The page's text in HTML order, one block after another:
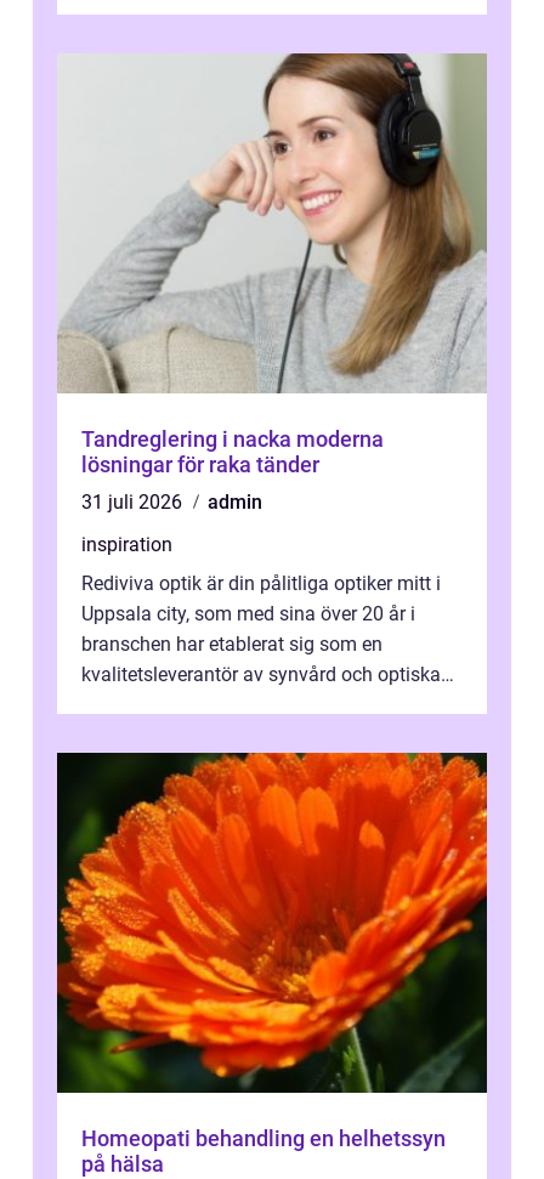
Tandreglering i nacka moderna
lösningar för raka tänder
31 juli 2026
admin
inspiration
Rediviva optik är din pålitliga optiker mitt i
Uppsala city, som med sina över 20 år i
branschen har etablerat sig som en
kvalitetsleverantör av synvård och optiska
Homeopati behandling en helhetssyn
på hälsa